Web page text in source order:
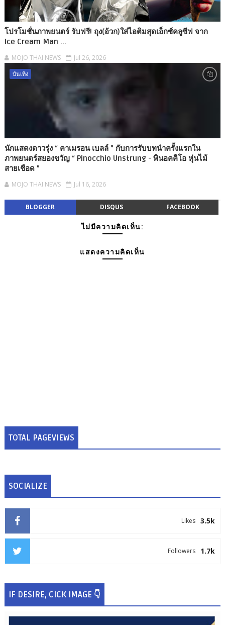
โปรโมชั่นภาพยนตร์ รับฟรี! ถุง(อ้วก)ใส่ไอติมสุดเอ็กซ์คลูซีฟ จาก
Ice Cream Man ...
MOJO THAI NEWS Jul 26, 2026
บันเทิง
นักแสดงดาวรุ่ง “ คาเมรอน เบลล์ ” กับการรับบทนำครั้งแรกใน
ภาพยนตร์สยองขวัญ “ Pinocchio Unstrung - พินอคคิโอ หุ่นไม้
สายเชือด ”
MOJO THAI NEWS Jul 16, 2026
BLOGGER DISQUS FACEBOOK
ไม่มีความคิดเห็น:
แสดงความคิดเห็น
TOTAL PAGEVIEWS
SOCIALIZE
3.5k
Likes
1.7k
Followers
IF DESIRE, CICK IMAGE 👇